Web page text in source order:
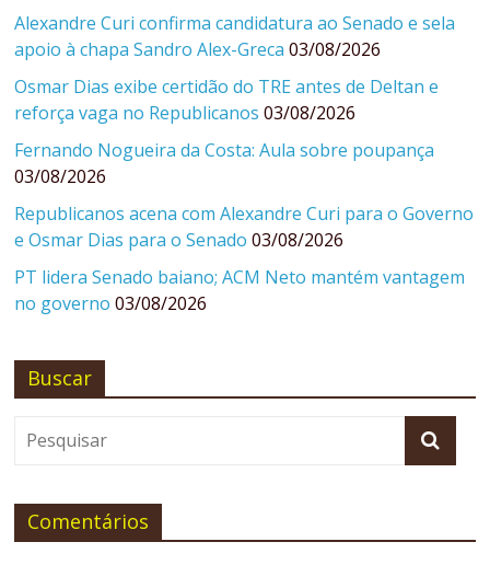
Alexandre Curi confirma candidatura ao Senado e sela
apoio à chapa Sandro Alex-Greca 03/08/2026
Osmar Dias exibe certidão do TRE antes de Deltan e
reforça vaga no Republicanos 03/08/2026
Fernando Nogueira da Costa: Aula sobre poupança
03/08/2026
Republicanos acena com Alexandre Curi para o Governo
e Osmar Dias para o Senado 03/08/2026
PT lidera Senado baiano; ACM Neto mantém vantagem
no governo 03/08/2026
Buscar
Comentários